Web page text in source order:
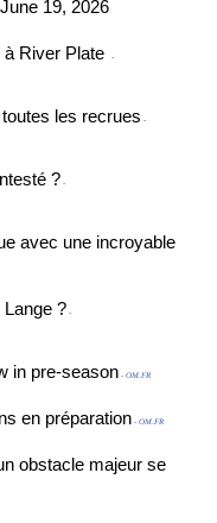
June 19, 2026
à River Plate
-
les recrues -
? -
avec une incroyable
? -
in pre-season - OM.FR
en préparation - OM.FR
obstacle majeur se